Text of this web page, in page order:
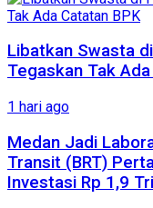
Libatkan Swasta
Tegaskan Tak
1 hari ago
Medan Jadi
Transit (BRT)
Investasi Rp 1,9